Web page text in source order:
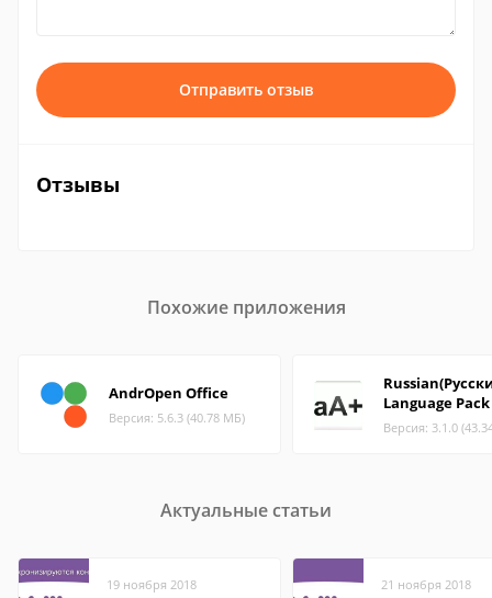
Отправить отзыв
Отзывы
Похожие приложения
AndrOpen Office
Версия: 5.6.3 (40.78 МБ)
Language Pack
Версия: 3.1.0
Актуальные статьи
19 ноября 2018 21 ноября 2018